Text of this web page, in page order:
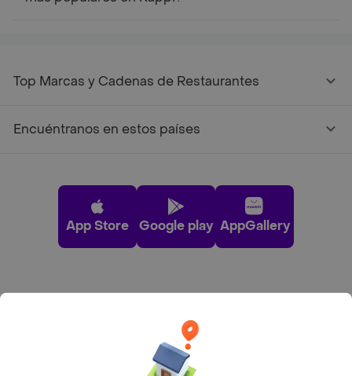
Top Marcas y Cadenas de Restaurantes
Encuéntranos en estos países
App Store Google play AppGallery